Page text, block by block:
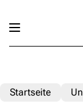
Startseite